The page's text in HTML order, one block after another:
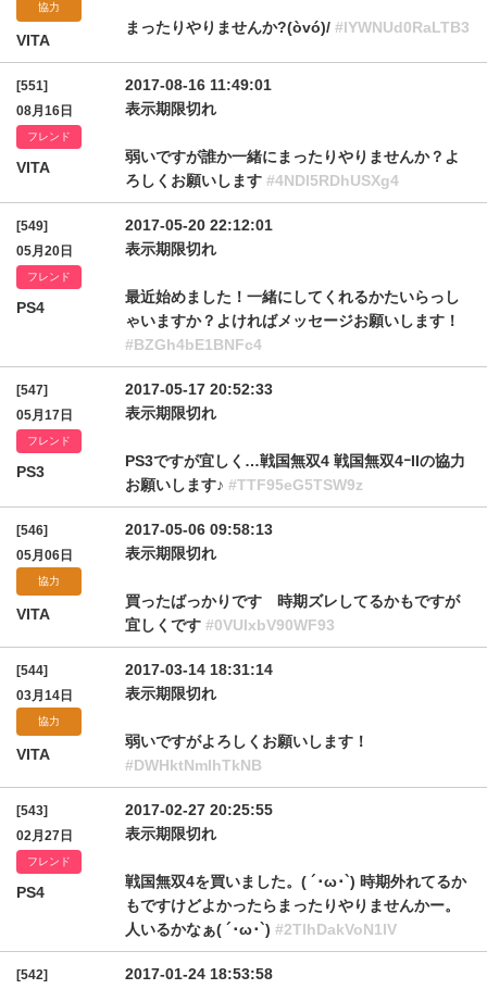
協力
VITA
まったりやりませんか?(òvó)/ #lYWNUd0RaLTB3
[551]
08月16日
フレンド
VITA
2017-08-16 11:49:01
表示期限切れ
弱いですが誰か一緒にまったりやりませんか？よ
ろしくお願いします #4NDl5RDhUSXg4
[549]
05月20日
フレンド
PS4
2017-05-20 22:12:01
表示期限切れ
最近始めました！一緒にしてくれるかたいらっし
ゃいますか？よければメッセージお願いします！
#BZGh4bE1BNFc4
[547]
05月17日
フレンド
PS3
2017-05-17 20:52:33
表示期限切れ
PS3ですが宜しく…戦国無双4 戦国無双4ｰIIの協力
お願いします♪ #TTF95eG5TSW9z
[546]
05月06日
協力
VITA
2017-05-06 09:58:13
表示期限切れ
買ったばっかりです 時期ズレしてるかもですが
宜しくです #0VUIxbV90WF93
[544]
03月14日
協力
VITA
2017-03-14 18:31:14
表示期限切れ
弱いですがよろしくお願いします！
#DWHktNmlhTkNB
[543]
02月27日
フレンド
PS4
2017-02-27 20:25:55
表示期限切れ
戦国無双4を買いました。( ´･ω･`) 時期外れてるか
もですけどよかったらまったりやりませんかー。
人いるかなぁ( ´･ω･`) #2TlhDakVoN1lV
[542] 2017-01-24 18:53:58